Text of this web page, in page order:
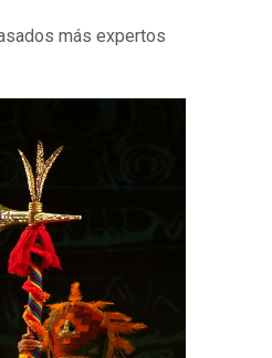
más expertos